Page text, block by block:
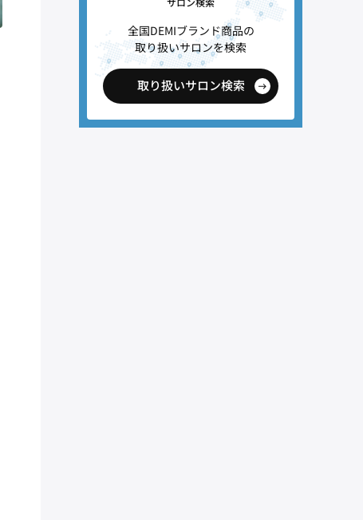
全国DEMIブランド商品の
取り扱いサロンを検索
取り扱いサロン検索